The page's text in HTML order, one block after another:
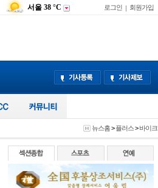
서울 38 °C 로그인 | 회원가입
뉴스홈>플러스>바이크